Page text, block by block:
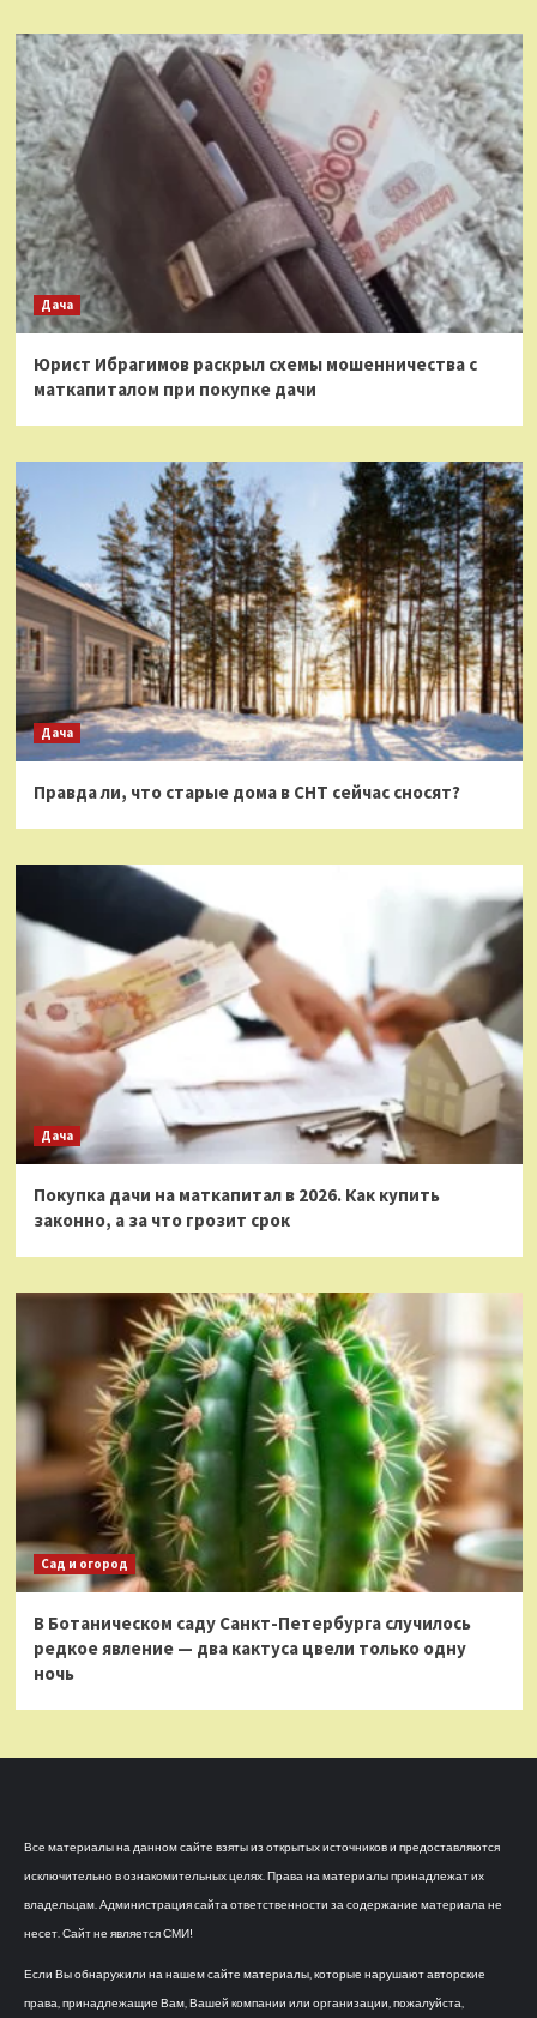
Дача
Юрист Ибрагимов раскрыл схемы мошенничества с
маткапиталом при покупке дачи
Дача
Правда ли, что старые дома в СНТ сейчас сносят?
Дача
Покупка дачи на маткапитал в 2026. Как купить
законно, а за что грозит срок
Сад и огород
В Ботаническом саду Санкт-Петербурга случилось
редкое явление — два кактуса цвели только одну
ночь
Все материалы на данном сайте взяты из открытых источников и предоставляются
исключительно в ознакомительных целях. Права на материалы принадлежат их
владельцам. Администрация сайта ответственности за содержание материала не
несет. Сайт не является СМИ!
Если Вы обнаружили на нашем сайте материалы, которые нарушают авторские
права, принадлежащие Вам, Вашей компании или организации, пожалуйста,